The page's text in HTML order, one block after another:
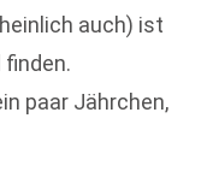
auch) ist
paar Jährchen,